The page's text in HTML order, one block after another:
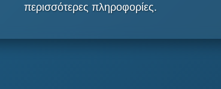
περισσότερες πληροφορίες.